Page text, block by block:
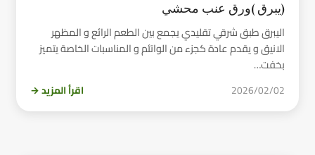
(يبرق )ورق عنب محشي
اليبرق طبق شرقي تقليدي يجمع بين الطعم الرائع و المظهر
الانيق و يقدم عادة كجزء من الواتئم و المناسبات الخاصة يتميز
بخفت…
2026/02/02 اقرأ المزيد →